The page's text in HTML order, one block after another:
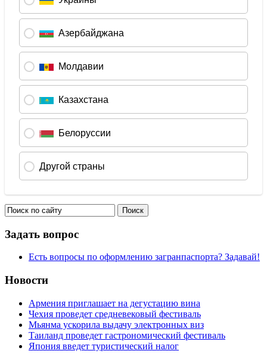
Задать вопрос
Есть вопросы по оформлению загранпаспорта? Задавай!
Новости
Армения приглашает на дегустацию вина
Чехия проведет средневековый фестиваль
Мьянма ускорила выдачу электронных виз
Таиланд проведет гастрономический фестиваль
Япония введет туристический налог